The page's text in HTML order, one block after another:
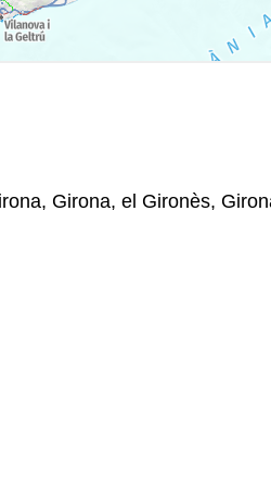
Girona, el Gironès,